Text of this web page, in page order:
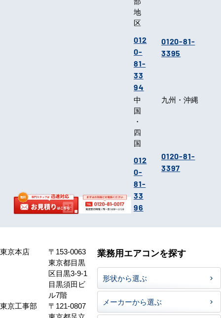
地
区
012
0-
81-
33
94
0120-81-
3395
中
国
・
四
国
012
0-
81-
33
96
九州・沖縄
0120-81-
3397
東京本店
〒153-0063
東京都目黒
区目黒3-9-1
目黒須田ビ
ル7階
東京工事部
〒121-0807
業務用エアコンを探す
形状から選ぶ
メーカーから選ぶ